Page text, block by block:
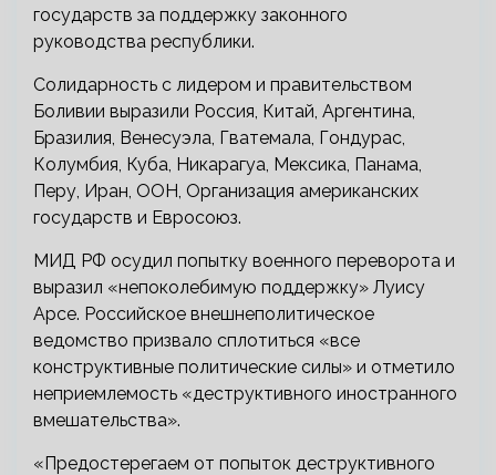
государств за поддержку законного
руководства республики.
Солидарность с лидером и правительством
Боливии выразили Россия, Китай, Аргентина,
Бразилия, Венесуэла, Гватемала, Гондурас,
Колумбия, Куба, Никарагуа, Мексика, Панама,
Перу, Иран, ООН, Организация американских
государств и Евросоюз.
МИД РФ осудил попытку военного переворота и
выразил «непоколебимую поддержку» Луису
Арсе. Российское внешнеполитическое
ведомство призвало сплотиться «все
конструктивные политические силы» и отметило
неприемлемость «деструктивного иностранного
вмешательства».
«Предостерегаем от попыток деструктивного